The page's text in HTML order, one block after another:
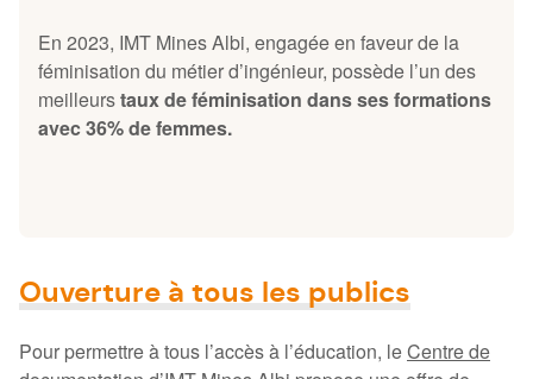
En 2023, IMT Mines Albi, engagée en faveur de la
féminisation du métier d’ingénieur, possède l’un des
meilleurstaux de féminisation dans ses formations
avec 36% de femmes.
Ouverture à tous les publics
Pour permettre à tous l’accès à l’éducation, leCentre de